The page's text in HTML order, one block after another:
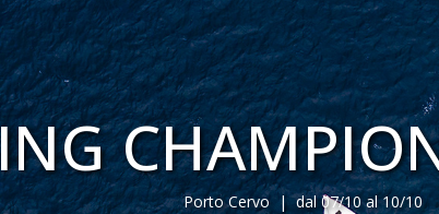
Porto Cervo | dal 07/10 al 10/10